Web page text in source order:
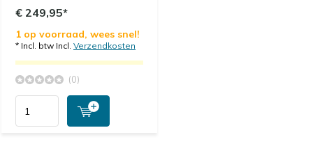
€ 249,95*
1 op voorraad, wees snel!
* Incl. btw Incl. Verzendkosten
(0)